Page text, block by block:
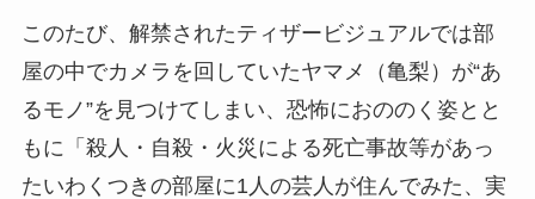
このたび、解禁されたティザービジュアルでは部
屋の中でカメラを回していたヤマメ（亀梨）が“あ
るモノ”を見つけてしまい、恐怖におののく姿とと
もに「殺人・自殺・火災による死亡事故等があっ
たいわくつきの部屋に1人の芸人が住んでみた、実